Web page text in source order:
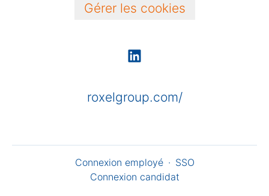
Gérer les cookies
roxelgroup.com/
Connexion employé · SSO
Connexion candidat